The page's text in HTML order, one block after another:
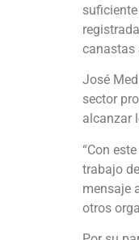
canastas
José
sector
alcanzar
“Con
trabajo
mensaje
otros